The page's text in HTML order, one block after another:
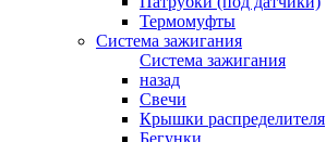
Термомуфты
Система зажигания
Система зажигания
назад
Свечи
Крышки распределителя
Бегунки